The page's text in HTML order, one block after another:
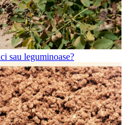
sau leguminoase?